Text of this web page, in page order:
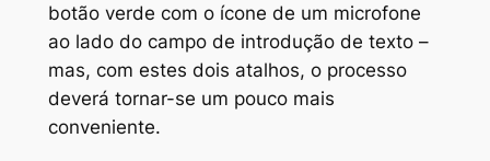
botão verde com o ícone de um microfone
ao lado do campo de introdução de texto –
mas, com estes dois atalhos, o processo
deverá tornar-se um pouco mais
conveniente.